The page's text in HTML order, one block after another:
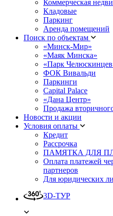
Коммерческая
Кладовые
Паркинг
Аренда помещений
Поиск по объектам
«Минск-Мир»
«Маяк Минска»
«Парк
ФОК Вивальди
Паркинги
Capital Palace
«Дана Центр»
Продажа
Новости и акции
Условия оплаты
Кредит
Рассрочка
ПАМЯТКА ДЛЯ
Оплата платежей
партнеров
Для юридических
3D-ТУР